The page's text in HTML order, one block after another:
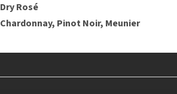
Dry Rosé
Chardonnay, Pinot Noir, Meunier